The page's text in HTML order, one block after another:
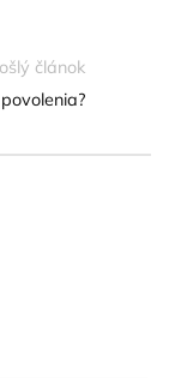
článok